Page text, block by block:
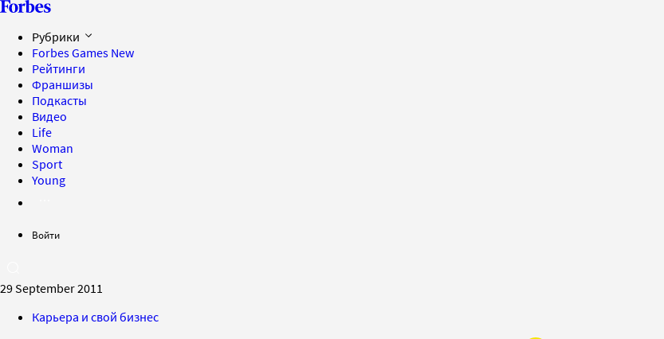
Рубрики
Forbes Games New
Рейтинги
Франшизы
Подкасты
Видео
Life
Woman
Sport
Young
Войти
29 September 2011
Карьера и свой бизнес